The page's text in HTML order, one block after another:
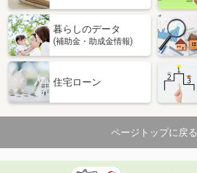
暮らしのデータ
(補助金・助成金情報)
住宅ローン
ページトップに戻る